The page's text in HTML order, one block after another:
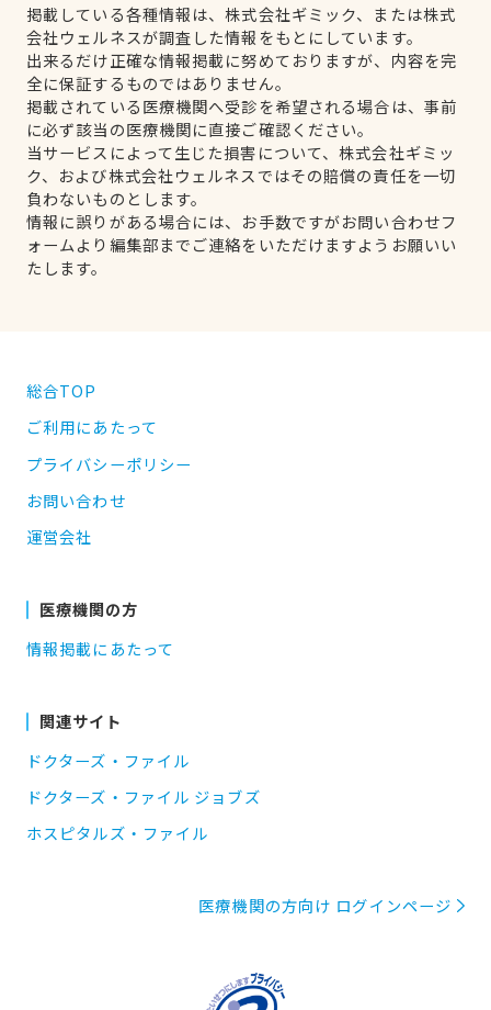
掲載している各種情報は、株式会社ギミック、または株式
会社ウェルネスが調査した情報をもとにしています。
出来るだけ正確な情報掲載に努めておりますが、内容を完
全に保証するものではありません。
掲載されている医療機関へ受診を希望される場合は、事前
に必ず該当の医療機関に直接ご確認ください。
当サービスによって生じた損害について、株式会社ギミッ
ク、および株式会社ウェルネスではその賠償の責任を一切
負わないものとします。
情報に誤りがある場合には、お手数ですがお問い合わせフ
ォームより編集部までご連絡をいただけますようお願いい
たします。
総合TOP
ご利用にあたって
プライバシーポリシー
お問い合わせ
運営会社
医療機関の方
情報掲載にあたって
関連サイト
ドクターズ・ファイル
ドクターズ・ファイル ジョブズ
ホスピタルズ・ファイル
医療機関の方向け ログインページ